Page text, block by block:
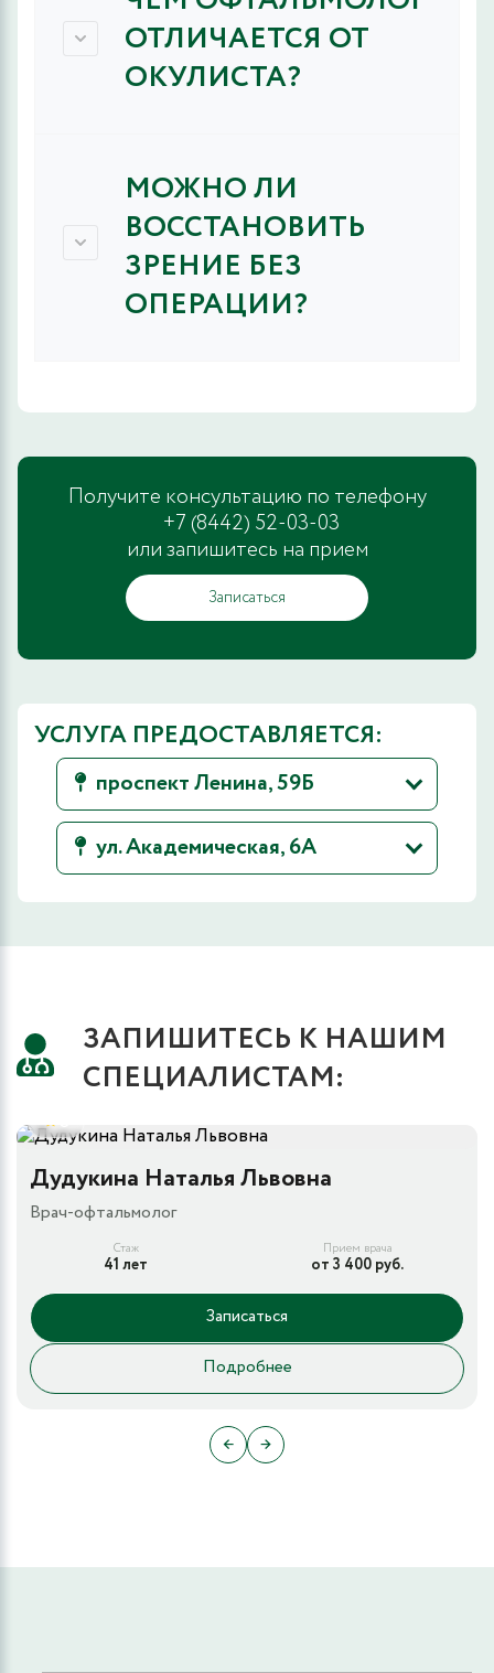
ОТЛИЧАЕТСЯ ОТ
ОКУЛИСТА?
МОЖНО ЛИ
ВОССТАНОВИТЬ
ЗРЕНИЕ БЕЗ
ОПЕРАЦИИ?
Получите консультацию по телефону
+7 (8442) 52-03-03
или запишитесь на прием
Записаться
УСЛУГА ПРЕДОСТАВЛЯЕТСЯ:
проспект Ленина, 59Б
ул. Академическая, 6А
ЗАПИШИТЕСЬ К НАШИМ
СПЕЦИАЛИСТАМ:
5
Дудукина Наталья Львовна
Врач-офтальмолог
Стаж
41 лет
Прием врача
от 3 400 руб.
Записаться
Подробнее
← →